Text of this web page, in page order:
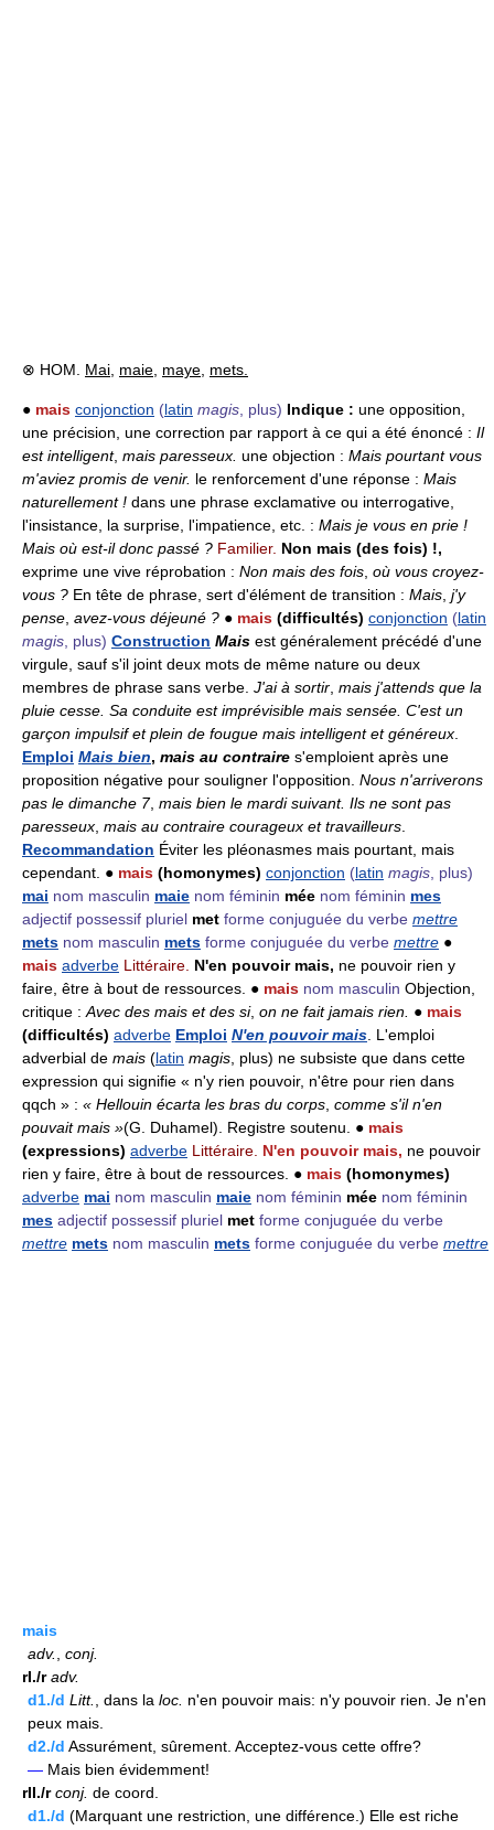
⊗ HOM. Mai, maie, maye, mets.
● mais conjonction (latin magis, plus) Indique : une opposition,
une précision, une correction par rapport à ce qui a été énoncé : Il
est intelligent, mais paresseux. une objection : Mais pourtant vous
m'aviez promis de venir. le renforcement d'une réponse : Mais
naturellement ! dans une phrase exclamative ou interrogative,
l'insistance, la surprise, l'impatience, etc. : Mais je vous en prie !
Mais où est-il donc passé ? Familier. Non mais (des fois) !,
exprime une vive réprobation : Non mais des fois, où vous croyez-
vous ? En tête de phrase, sert d'élément de transition : Mais, j'y
pense, avez-vous déjeuné ? ● mais (difficultés) conjonction (latin
magis, plus) Construction Mais est généralement précédé d'une
virgule, sauf s'il joint deux mots de même nature ou deux
membres de phrase sans verbe. J'ai à sortir, mais j'attends que la
pluie cesse. Sa conduite est imprévisible mais sensée. C'est un
garçon impulsif et plein de fougue mais intelligent et généreux.
Emploi Mais bien, mais au contraire s'emploient après une
proposition négative pour souligner l'opposition. Nous n'arriverons
pas le dimanche 7, mais bien le mardi suivant. Ils ne sont pas
paresseux, mais au contraire courageux et travailleurs.
Recommandation Éviter les pléonasmes mais pourtant, mais
cependant. ● mais (homonymes) conjonction (latin magis, plus)
mai nom masculin maie nom féminin mée nom féminin mes
adjectif possessif pluriel met forme conjuguée du verbe mettre
mets nom masculin mets forme conjuguée du verbe mettre ●
mais adverbe Littéraire. N'en pouvoir mais, ne pouvoir rien y
faire, être à bout de ressources. ● mais nom masculin Objection,
critique :Avec des mais et des si, on ne fait jamais rien. ● mais
(difficultés) adverbe Emploi N'en pouvoir mais. L'emploi
adverbial de mais (latin magis, plus) ne subsiste que dans cette
expression qui signifie « n'y rien pouvoir, n'être pour rien dans
qqch » : « Hellouin écarta les bras du corps, comme s'il n'en
pouvait mais »(G. Duhamel). Registre soutenu. ● mais
(expressions) adverbe Littéraire. N'en pouvoir mais, ne pouvoir
rien y faire, être à bout de ressources. ● mais (homonymes)
adverbe mai nom masculin maie nom féminin mée nom féminin
mes adjectif possessif pluriel met forme conjuguée du verbe
mettre mets nom masculin mets forme conjuguée du verbe mettre
mais
adv., conj.
rI./r adv.
d1./d Litt., dans la loc. n'en pouvoir mais: n'y pouvoir rien. Je n'en
peux mais.
d2./d Assurément, sûrement. Acceptez-vous cette offre?
— Mais bien évidemment!
rII./r conj. de coord.
d1./d (Marquant une restriction, une différence.) Elle est riche